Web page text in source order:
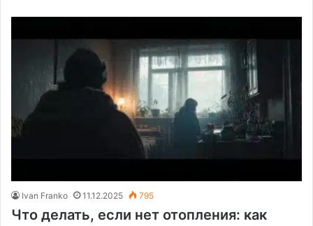
Ivan Franko 11.12.2025 795
Что делать, если нет отопления: как